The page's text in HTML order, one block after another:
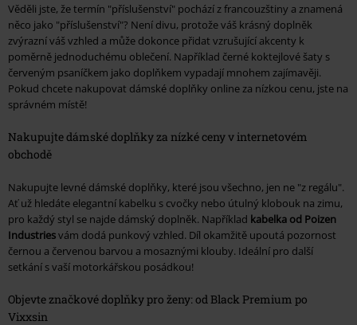
Věděli jste, že termín "příslušenství" pochází z francouzštiny a znamená
něco jako "příslušenství"? Není divu, protože váš krásný doplněk
zvýrazní váš vzhled a může dokonce přidat vzrušující akcenty k
poměrně jednoduchému oblečení. Například černé koktejlové šaty s
červeným psaníčkem jako doplňkem vypadají mnohem zajímavěji.
Pokud chcete nakupovat dámské doplňky online za nízkou cenu, jste na
správném místě!
Nakupujte dámské doplňky za nízké ceny v internetovém
obchodě
Nakupujte levné dámské doplňky, které jsou všechno, jen ne "z regálu".
Ať už hledáte elegantní kabelku s cvočky nebo útulný klobouk na zimu,
pro každý styl se najde dámský doplněk. Například kabelka od Poizen
Industriesvám dodá punkový vzhled. Díl okamžitě upoutá pozornost
černou a červenou barvou a mosaznými klouby. Ideální pro další
setkání s vaší motorkářskou posádkou!
Objevte značkové doplňky pro ženy: od Black Premium po
Vixxsin